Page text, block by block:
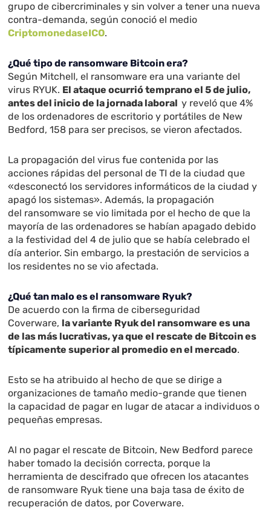
grupo de cibercriminales y sin volver a tener una nueva
contra-demanda, según conoció el medio
CriptomonedaseICO.
¿Qué tipo de ransomware Bitcoin era?
Según Mitchell, el ransomware era una variante del
virus RYUK. El ataque ocurrió temprano el 5 de julio,
antes del inicio de la jornada laboraly reveló que 4%
de los ordenadores de escritorio y portátiles de New
Bedford, 158 para ser precisos, se vieron afectados.
La propagación del virus fue contenida por las
acciones rápidas del personal de TI de la ciudad que
«desconectó los servidores informáticos de la ciudad y
apagó los sistemas». Además, la propagación
del ransomware se vio limitada por el hecho de que la
mayoría de las ordenadores se habían apagado debido
a la festividad del 4 de julio que se había celebrado el
día anterior. Sin embargo, la prestación de servicios a
los residentes no se vio afectada.
¿Qué tan malo es el ransomware Ryuk?
De acuerdo con la firma de ciberseguridad
Coverware, la variante Ryuk del ransomware es una
de las más lucrativas, ya que el rescate de Bitcoin es
típicamente superior al promedio en el mercado.
Esto se ha atribuido al hecho de que se dirige a
organizaciones de tamaño medio-grande que tienen
la capacidad de pagar en lugar de atacar a individuos o
pequeñas empresas.
Al no pagar el rescate de Bitcoin, New Bedford parece
haber tomado la decisión correcta, porque la
herramienta de descifrado que ofrecen los atacantes
de ransomware Ryuk tiene una baja tasa de éxito de
recuperación de datos, por Coverware.